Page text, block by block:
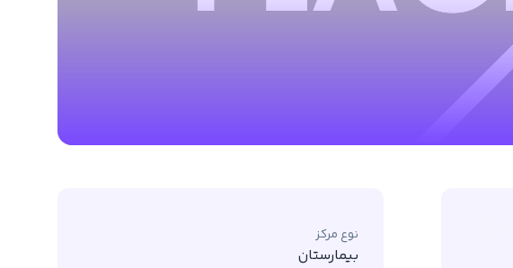
نوع مرکز
بیمارستان